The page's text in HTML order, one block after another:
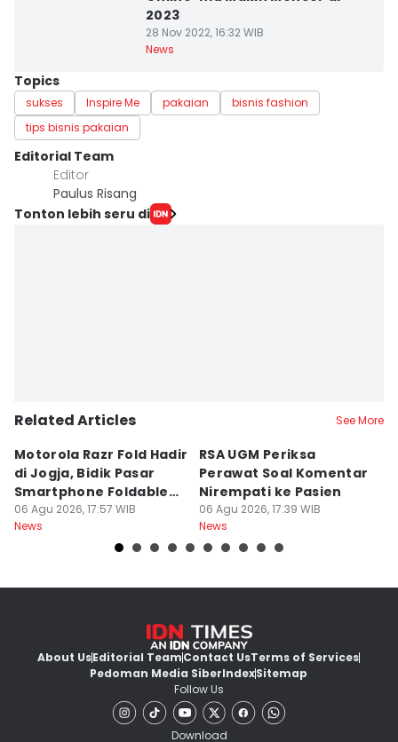
2023
28 Nov 2022, 16:32 WIB
News
Topics
sukses Inspire Me pakaian
bisnis fashion
tips bisnis pakaian
Editorial Team
Editor
Paulus Risang
Tonton lebih seru di
Related Articles See More
Motorola Razr Fold Hadir
di Jogja, Bidik Pasar
Smartphone Foldable
Premium
06 Agu 2026, 17:57 WIB
News
RSA UGM Periksa
Perawat Soal Komentar
Nirempati ke Pasien
06 Agu 2026, 17:39 WIB
News
About UsEditorial TeamContact UsTerms of Services
Pedoman Media SiberIndexSitemap
Follow Us
Download